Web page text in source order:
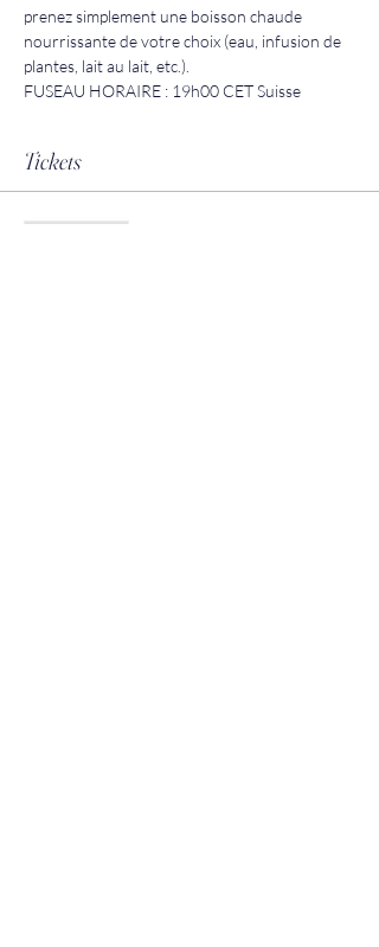
prenez simplement une boisson chaude
nourrissante de votre choix (eau, infusion de
plantes, lait au lait, etc.).
FUSEAU HORAIRE : 19h00 CET Suisse
Tickets